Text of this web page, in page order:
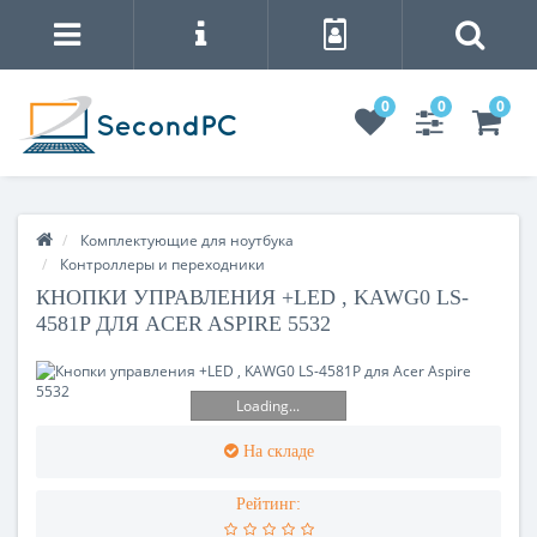
0 0 0
Комплектующие для ноутбука
Контроллеры и переходники
КНОПКИ УПРАВЛЕНИЯ +LED , KAWG0 LS-
4581P ДЛЯ ACER ASPIRE 5532
Loading...
На складе
Рейтинг: